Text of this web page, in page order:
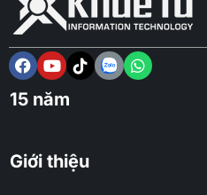
15 năm
Giới thiệu